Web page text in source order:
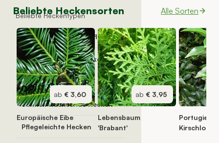
Beliebte Heckentypen
Immergrüne Heckenpflanzen
Laubabwerfende Hecken
Fertighecken
Schnell wachsende Hecken
Pflegeleichte Hecken
Beliebte Heckensorten Alle Sorten
ab € 3,60
Europäische Eibe
ab € 3,95
Lebensbaum
'Brabant'